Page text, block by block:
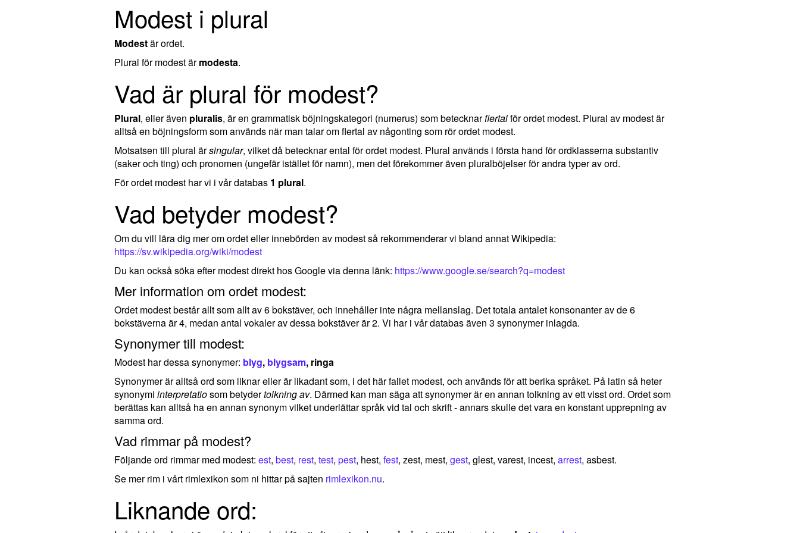
Modest i plural
Modestär ordet.
Plural för modest ärmodesta.
Vad är plural för modest?
Plural, eller även pluralis, är en grammatisk böjningskategori (numerus) som betecknarflertalför ordet modest. Plural av modest är
alltså en böjningsform som används när man talar om flertal av någonting som rör ordet modest.
Motsatsen till plural ärsingular, vilket då betecknar ental för ordet modest. Plural används i första hand för ordklasserna substantiv
(saker och ting) och pronomen (ungefär istället för namn), men det förekommer även pluralböjelser för andra typer av ord.
För ordet modest har vi i vår databas 1 plural.
Vad betyder modest?
Om du vill lära dig mer om ordet eller innebörden av modest så rekommenderar vi bland annat Wikipedia:
https://sv.wikipedia.org/wiki/modest
Du kan också söka efter modest direkt hos Google via denna länk: https://www.google.se/search?q=modest
Mer information om ordet modest:
Ordet modest består allt som allt av 6 bokstäver, och innehåller inte några mellanslag. Det totala antalet konsonanter av de 6
bokstäverna är 4, medan antal vokaler av dessa bokstäver är 2. Vi har i vår databas även 3 synonymer inlagda.
Synonymer till modest:
Modest har dessa synonymer: blyg, blygsam, ringa
Synonymer är alltså ord som liknar eller är likadant som, i det här fallet modest, och används för att berika språket. På latin så heter
synonymi interpretatiosom betydertolkning av. Därmed kan man säga att synonymer är en annan tolkning av ett visst ord. Ordet som
berättas kan alltså ha en annan synonym vilket underlättar språk vid tal och skrift - annars skulle det vara en konstant upprepning av
samma ord.
Vad rimmar på modest?
Följande ord rimmar med modest: est, best, rest, test, pest, hest, fest, zest, mest, gest, glest, varest, incest, arrest, asbest.
Se mer rim i vårt rimlexikon som ni hittar på sajten rimlexikon.nu.
Liknande ord: